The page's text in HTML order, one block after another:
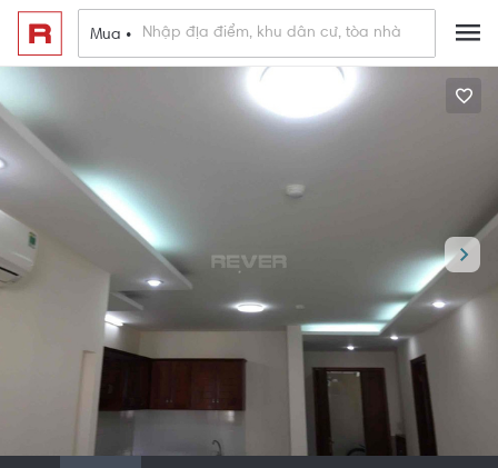
Mua •